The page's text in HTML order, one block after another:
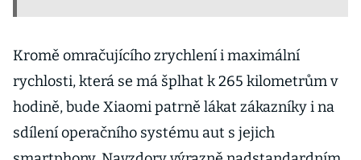
Kromě omračujícího zrychlení i maximální
rychlosti, která se má šplhat k 265 kilometrům v
hodině, bude Xiaomi patrně lákat zákazníky i na
sdílení operačního systému aut s jejich